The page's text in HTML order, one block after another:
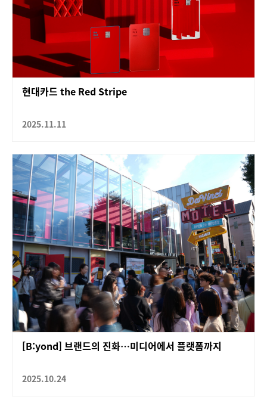
현대카드 the Red Stripe
2025.11.11
[B:yond] 브랜드의 진화…미디어에서 플랫폼까지
2025.10.24